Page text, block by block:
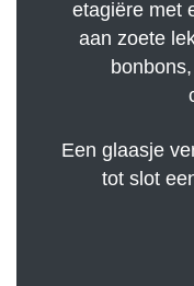
etagiëre met
aan zoete
Een glaasje
tot slot